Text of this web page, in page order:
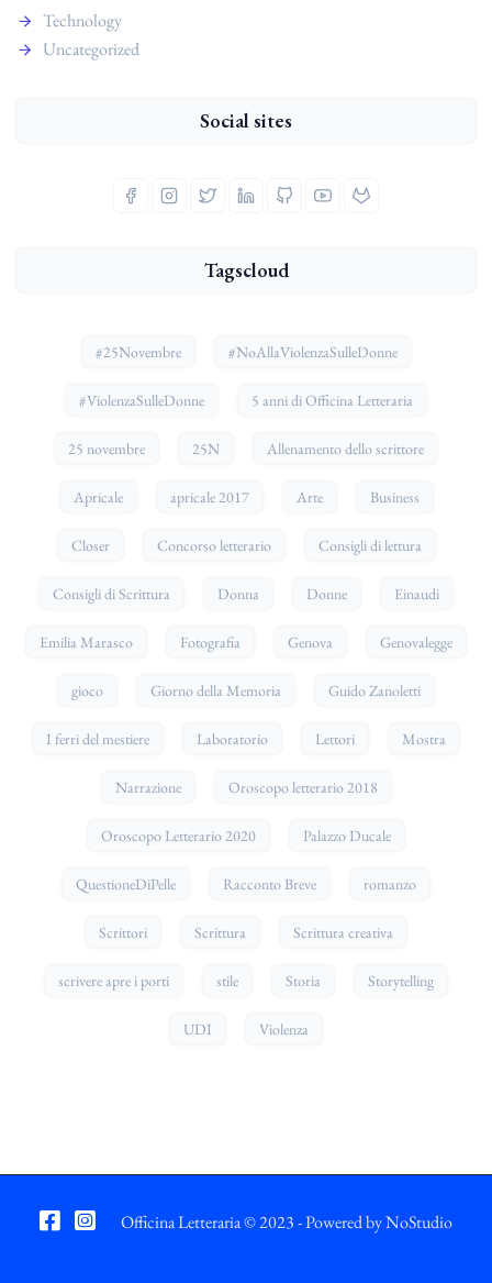
Technology
Uncategorized
Social sites
Tagscloud
#25Novembre #NoAllaViolenzaSulleDonne
#ViolenzaSulleDonne 5 anni di Officina Letteraria
25 novembre 25N Allenamento dello scrittore
Apricale apricale 2017 Arte Business
Closer Concorso letterario Consigli di lettura
Consigli di Scrittura Donna Donne Einaudi
Emilia Marasco Fotografia Genova Genovalegge
gioco Giorno della Memoria Guido Zanoletti
I ferri del mestiere Laboratorio Lettori Mostra
Narrazione Oroscopo letterario 2018
Oroscopo Letterario 2020 Palazzo Ducale
QuestioneDiPelle Racconto Breve romanzo
Scrittori Scrittura Scrittura creativa
scrivere apre i porti stile Storia Storytelling
UDI Violenza
Officina Letteraria © 2023 - Powered byNoStudio